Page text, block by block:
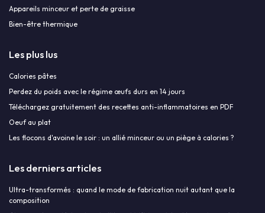
Appareils minceur et perte de graisse
Bien-être thermique
Les plus lus
Calories pâtes
Perdez du poids avec le régime œufs durs en 14 jours
Téléchargez gratuitement des recettes anti-inflammatoires en PDF
Oeuf au plat
Les flocons d'avoine le soir : un allié minceur ou un piège à calories ?
Les derniers articles
Ultra-transformés : quand le mode de fabrication nuit autant que la
composition